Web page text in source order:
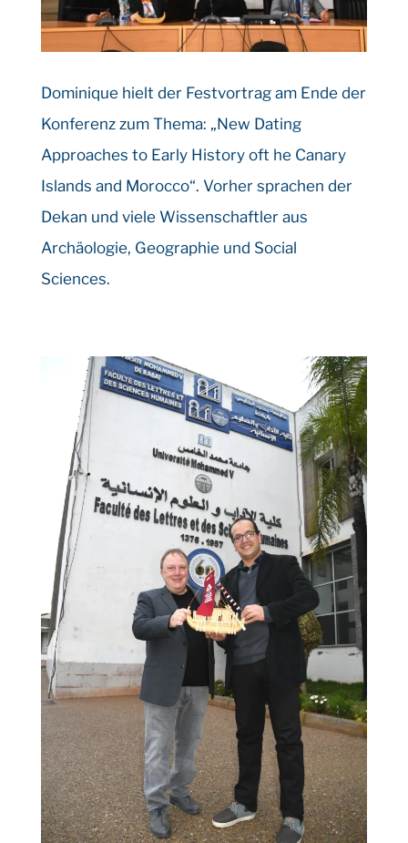
Dominique hielt der Festvortrag am Ende der
Konferenz zum Thema: „New Dating
Approaches to Early History oft he Canary
Islands and Morocco“. Vorher sprachen der
Dekan und viele Wissenschaftler aus
Archäologie, Geographie und Social
Sciences.